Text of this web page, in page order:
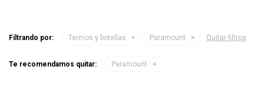
Filtrando por: Termos y botellas Paramount Quitar filtros
Te recomendamos quitar: Paramount